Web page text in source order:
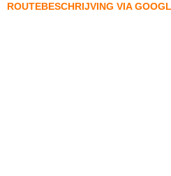
ROUTEBESCHRIJVING VIA